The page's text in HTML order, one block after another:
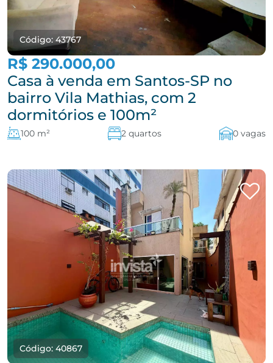
Código: 43767
R$ 290.000,00
Casa à venda em Santos-SP no
bairro Vila Mathias, com 2
dormitórios e 100m²
100 m² 2 quartos 0 vagas
Código: 40867